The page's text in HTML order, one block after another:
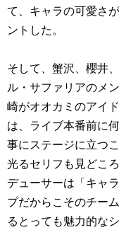
て、キャラの可愛さ
ントした。
そして、蟹沢、櫻井
ル・サファリアのメ
崎がオオカミのアイ
は、ライブ本番前に
事にステージに立つ
光るセリフも見どこ
デューサーは「キャ
プだからこそのチー
るとっても魅力的な